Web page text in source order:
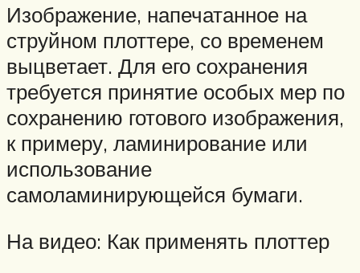
Изображение, напечатанное на
струйном плоттере, со временем
выцветает. Для его сохранения
требуется принятие особых мер по
сохранению готового изображения,
к примеру, ламинирование или
использование
самоламинирующейся бумаги.
На видео: Как применять плоттер